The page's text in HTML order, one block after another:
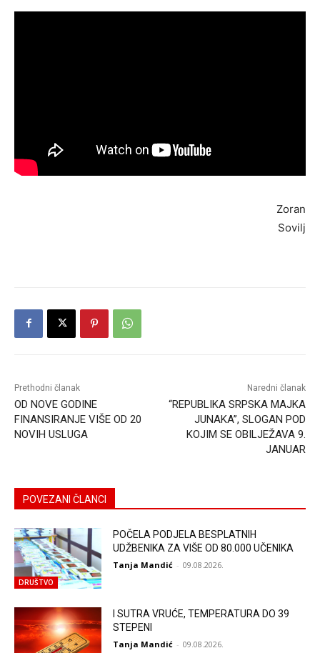
Zoran
Sovilj
Prethodni članak
OD NOVE GODINE
FINANSIRANJE VIŠE OD 20
NOVIH USLUGA
Naredni članak
“REPUBLIKA SRPSKA MAJKA
JUNAKA”, SLOGAN POD
KOJIM SE OBILJEŽAVA 9.
JANUAR
POVEZANI ČLANCI
DRUŠTVO
POČELA PODJELA BESPLATNIH
UDŽBENIKA ZA VIŠE OD 80.000 UČENIKA
Tanja Mandić - 09.08.2026.
I SUTRA VRUĆE, TEMPERATURA DO 39
STEPENI
Tanja Mandić - 09.08.2026.